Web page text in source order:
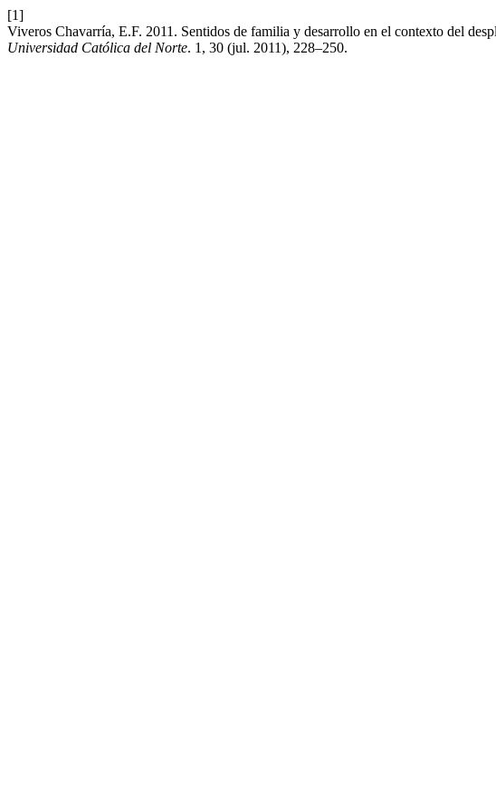
[1]
Viveros Chavarría, E.F. 2011. Sentidos de familia y desarrollo en el contexto del
Universidad Católica del Norte. 1, 30 (jul. 2011), 228–250.